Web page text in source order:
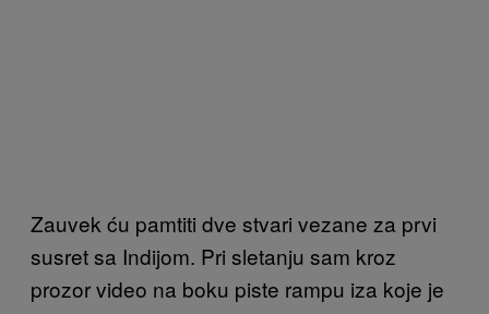
Zauvek ću pamtiti dve stvari vezane za prvi
susret sa Indijom. Pri sletanju sam kroz
prozor video na boku piste rampu iza koje je